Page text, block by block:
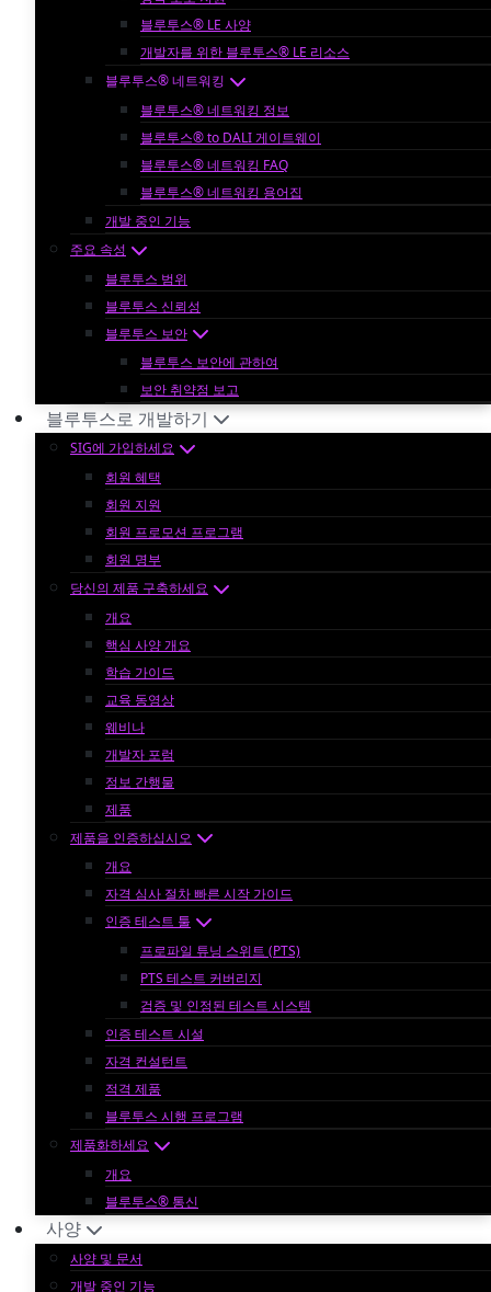
블루투스® LE 사양
개발자를 위한 블루투스® LE 리소스
블루투스® 네트워킹
블루투스® 네트워킹 정보
블루투스® to DALI 게이트웨이
블루투스® 네트워킹 FAQ
블루투스® 네트워킹 용어집
개발 중인 기능
주요 속성
블루투스 범위
블루투스 신뢰성
블루투스 보안
블루투스 보안에 관하여
보안 취약점 보고
블루투스로 개발하기
SIG에 가입하세요
회원 혜택
회원 지원
회원 프로모션 프로그램
회원 명부
당신의 제품 구축하세요
개요
핵심 사양 개요
학습 가이드
교육 동영상
웨비나
개발자 포럼
정보 간행물
제품
제품을 인증하십시오
개요
자격 심사 절차 빠른 시작 가이드
인증 테스트 툴
프로파일 튜닝 스위트 (PTS)
PTS 테스트 커버리지
검증 및 인정된 테스트 시스템
인증 테스트 시설
자격 컨설턴트
적격 제품
블루투스 시행 프로그램
제품화하세요
개요
블루투스® 통신
사양
사양 및 문서
개발 중인 기능